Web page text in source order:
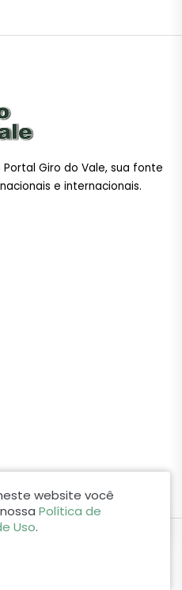
Giro do Vale, sua fonte
e internacionais.
os direitos reservados.
website você
Política de
Uso.